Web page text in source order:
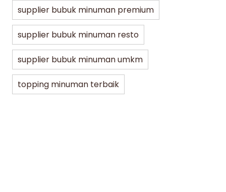
dibaca 07/30/2026
supplier bubuk minuman premium
supplier bubuk minuman resto
supplier bubuk minuman umkm
topping minuman terbaik